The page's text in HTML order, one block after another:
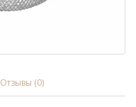
Отзывы (0)